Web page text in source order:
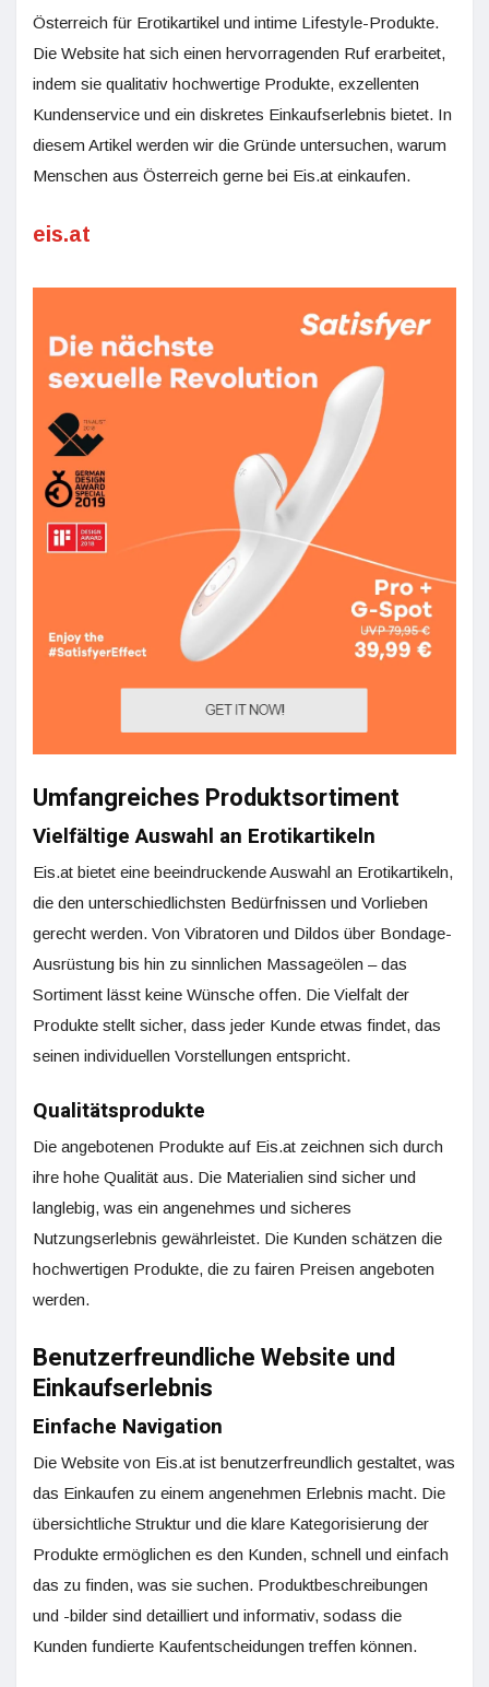
Österreich für Erotikartikel und intime Lifestyle-Produkte.
Die Website hat sich einen hervorragenden Ruf erarbeitet,
indem sie qualitativ hochwertige Produkte, exzellenten
Kundenservice und ein diskretes Einkaufserlebnis bietet. In
diesem Artikel werden wir die Gründe untersuchen, warum
Menschen aus Österreich gerne bei Eis.at einkaufen.
eis.at
Umfangreiches Produktsortiment
Vielfältige Auswahl an Erotikartikeln
Eis.at bietet eine beeindruckende Auswahl an Erotikartikeln,
die den unterschiedlichsten Bedürfnissen und Vorlieben
gerecht werden. Von Vibratoren und Dildos über Bondage-
Ausrüstung bis hin zu sinnlichen Massageölen – das
Sortiment lässt keine Wünsche offen. Die Vielfalt der
Produkte stellt sicher, dass jeder Kunde etwas findet, das
seinen individuellen Vorstellungen entspricht.
Qualitätsprodukte
Die angebotenen Produkte auf Eis.at zeichnen sich durch
ihre hohe Qualität aus. Die Materialien sind sicher und
langlebig, was ein angenehmes und sicheres
Nutzungserlebnis gewährleistet. Die Kunden schätzen die
hochwertigen Produkte, die zu fairen Preisen angeboten
werden.
Benutzerfreundliche Website und
Einkaufserlebnis
Einfache Navigation
Die Website von Eis.at ist benutzerfreundlich gestaltet, was
das Einkaufen zu einem angenehmen Erlebnis macht. Die
übersichtliche Struktur und die klare Kategorisierung der
Produkte ermöglichen es den Kunden, schnell und einfach
das zu finden, was sie suchen. Produktbeschreibungen
und -bilder sind detailliert und informativ, sodass die
Kunden fundierte Kaufentscheidungen treffen können.